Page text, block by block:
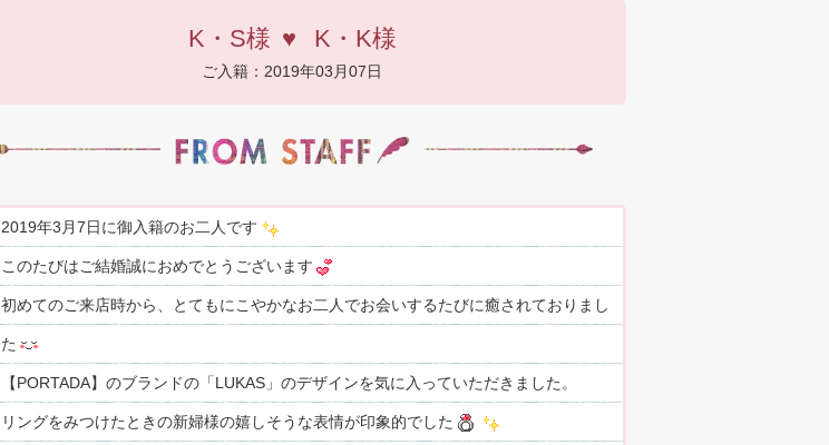
K・S様 ♥ K・K様
ご入籍：2019年03月07日
2019年3月7日に御入籍のお二人です
このたびはご結婚誠におめでとうございます
初めてのご来店時から、とてもにこやかなお二人でお会いするたびに癒されておりまし
た
【PORTADA】のブランドの「LUKAS」のデザインを気に入っていただきました。
リングをみつけたときの新婦様の嬉しそうな表情が印象的でした